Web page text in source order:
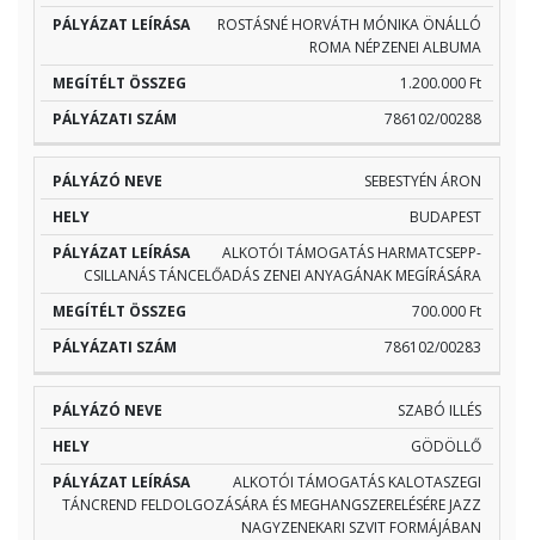
ROSTÁSNÉ HORVÁTH MÓNIKA ÖNÁLLÓ
ROMA NÉPZENEI ALBUMA
1.200.000 Ft
786102/00288
SEBESTYÉN ÁRON
BUDAPEST
ALKOTÓI TÁMOGATÁS HARMATCSEPP-
CSILLANÁS TÁNCELŐADÁS ZENEI ANYAGÁNAK MEGÍRÁSÁRA
700.000 Ft
786102/00283
SZABÓ ILLÉS
GÖDÖLLŐ
ALKOTÓI TÁMOGATÁS KALOTASZEGI
TÁNCREND FELDOLGOZÁSÁRA ÉS MEGHANGSZERELÉSÉRE JAZZ
NAGYZENEKARI SZVIT FORMÁJÁBAN